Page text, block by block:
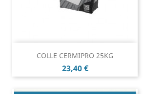
COLLE CERMIPRO 25KG
Prix
23,40 €